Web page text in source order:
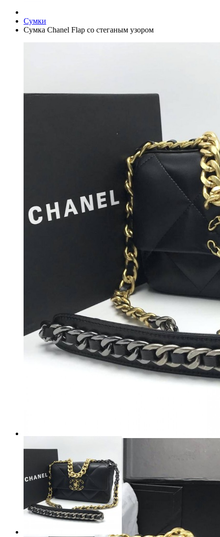
Сумки
Сумка Chanel Flap со стеганым узором